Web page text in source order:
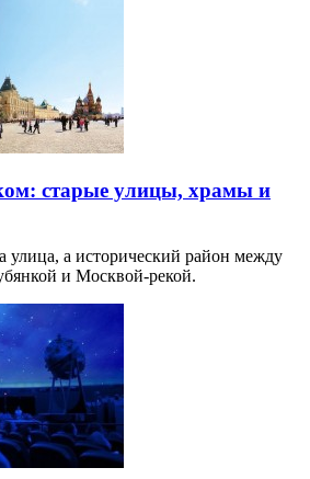
старые улицы, храмы и
а исторический район между
и Москвой-рекой.